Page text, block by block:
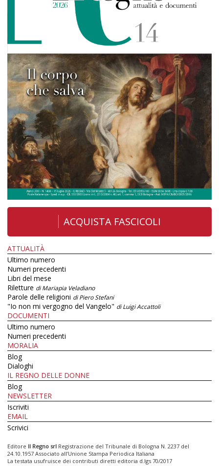
ACQUISTA FASCICOLI
ATTUALITÀ
Ultimo numero
Numeri precedenti
Libri del mese
Riletture di Mariapia Veladiano
Parole delle religioni di Piero Stefani
"Io non mi vergogno del Vangelo" di Luigi Accattoli
DOCUMENTI
Ultimo numero
Numeri precedenti
MORALIA
Blog
Dialoghi
IL REGNO DELLE DONNE
Blog
NEWSLETTER
Iscriviti
EMAIL
Scrivici
Editore Il Regno srl Registrazione del Tribunale di Bologna N. 2237 del
24.10.1957 Associato all’Unione Stampa Periodica Italiana
La testata usufruisce dei contributi diretti editoria d.lgs 70/2017